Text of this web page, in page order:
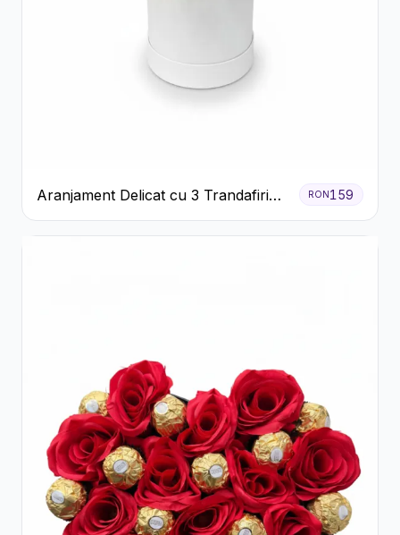
Aranjament Delicat cu 3 Trandafiri
Roz în Cutie Albă
RON 159